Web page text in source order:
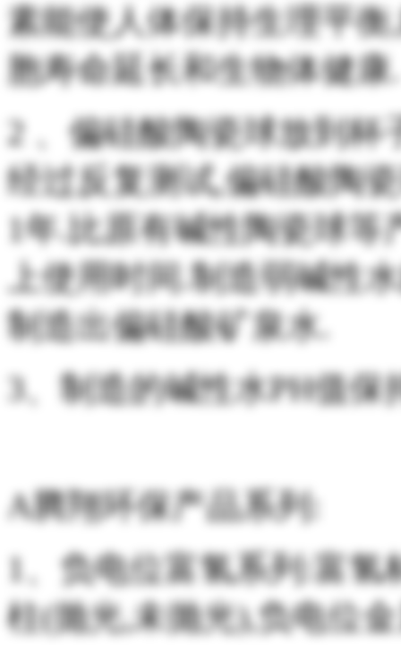
素能使人体保持生理平
胞寿命延长和生物体健康.
2 、偏硅酸陶瓷球放到杯
经过反复测试,偏硅酸陶
1年.比原有碱性陶瓷球
上使用时间.制造弱碱性
制造出偏硅酸矿泉水.
3、制造的碱性水PH值
A腾翔环保产品系列:
1、负电位富氢系列:富
柱(抛光,未抛光),负电位